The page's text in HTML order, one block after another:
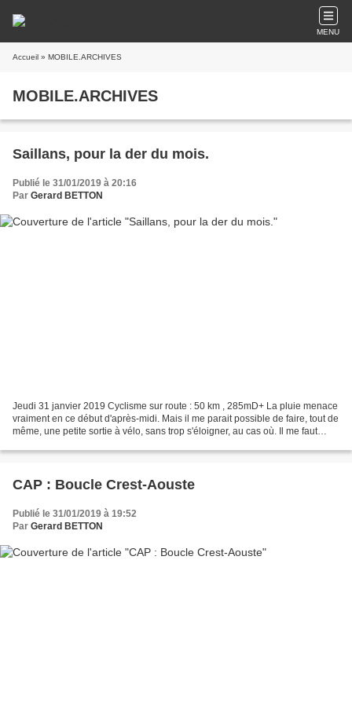
MENU
Accueil » MOBILE.ARCHIVES
MOBILE.ARCHIVES
Saillans, pour la der du mois.
Publié le 31/01/2019 à 20:16
Par Gerard BETTON
Jeudi 31 janvier 2019 Cyclisme sur route : 50 km , 285mD+ La pluie menace
vraiment en ce début d'après-midi. Mais il me parait possible de faire, tout de
même, une petite sortie à vélo, sans trop s'éloigner, au cas où. Il me faut
CAP : Boucle Crest-Aouste
Publié le 31/01/2019 à 19:52
Par Gerard BETTON